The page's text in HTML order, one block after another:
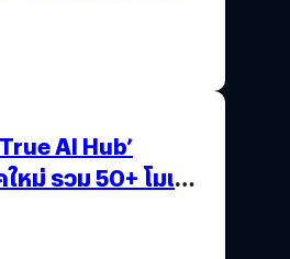
AI Hub’
ม่ รวม 50+ โมเดล